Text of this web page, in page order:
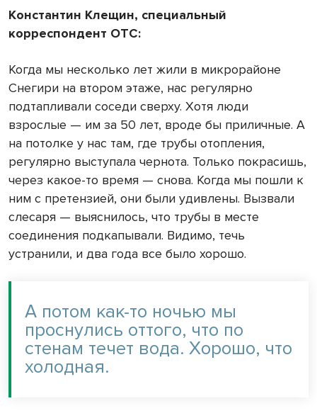
Константин Клещин, специальный
корреспондент ОТС:
Когда мы несколько лет жили в микрорайоне
Снегири на втором этаже, нас регулярно
подтапливали соседи сверху. Хотя люди
взрослые — им за 50 лет, вроде бы приличные. А
на потолке у нас там, где трубы отопления,
регулярно выступала чернота. Только покрасишь,
через какое-то время — снова. Когда мы пошли к
ним с претензией, они были удивлены. Вызвали
слесаря — выяснилось, что трубы в месте
соединения подкапывали. Видимо, течь
устранили, и два года все было хорошо.
А потом как-то ночью мы
проснулись оттого, что по
стенам течет вода. Хорошо, что
холодная.